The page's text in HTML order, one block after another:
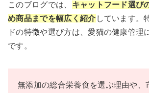
このブログでは、 キャットフード選び
め商品までを幅広く紹介 しています。
ドの特徴や選び方は、愛猫の健康管理
です。
無添加の総合栄養食を選ぶ理由や、